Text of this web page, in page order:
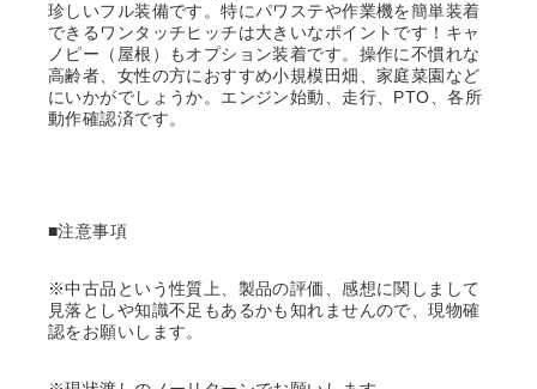
珍しいフル装備です。特にパワステや作業機を簡単装着
できるワンタッチヒッチは大きいなポイントです！キャ
ノピー（屋根）もオプション装着です。操作に不慣れな
高齢者、女性の方におすすめ小規模田畑、家庭菜園など
にいかがでしょうか。エンジン始動、走行、PTO、各所
動作確認済です。
■注意事項
※中古品という性質上、製品の評価、感想に関しまして
見落としや知識不足もあるかも知れませんので、現物確
認をお願いします。